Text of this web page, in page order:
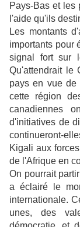
Pays-Bas et les
l'aide qu'ils
Les montants
importants pour
signal fort sur
Qu'attendrait le
pays en vue de
cette région
canadiennes
d'initiatives de
continueront-
Kigali aux
de l'Afrique en
On pourrait
a éclairé le
internationale.
unes, des